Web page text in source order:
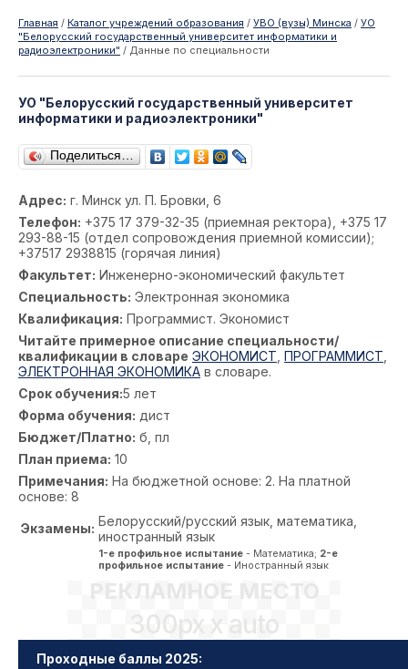
Главная / Каталог учреждений образования / УВО (вузы) Минска / УО
"Белорусский государственный университет информатики и
радиоэлектроники" / Данные по специальности
УО "Белорусский государственный университет
информатики и радиоэлектроники"
Поделиться…
Адрес: г. Минск ул. П. Бровки, 6
Телефон: +375 17 379-32-35 (приемная ректора), +375 17
293-88-15 (отдел сопровождения приемной комиссии);
+37517 2938815 (горячая линия)
Факультет: Инженерно-экономический факультет
Специальность: Электронная экономика
Квалификация: Программист. Экономист
Читайте примерное описание специальности/
квалификации в словаре ЭКОНОМИСТ ПРОГРАММИСТ
ЭЛЕКТРОННАЯ ЭКОНОМИКА в словаре.
Срок обучения:5 лет
Форма обучения: дист
Бюджет/Платно: б, пл
План приема: 10
Примечания: На бюджетной основе: 2. На платной
основе: 8
Экзамены: Белорусский/русский язык, математика,
иностранный язык
1-е профильное испытание - Математика; 2-е
профильное испытание - Иностранный язык
РЕКЛАМНОЕ МЕСТО
300px x auto
Проходные баллы 2025: